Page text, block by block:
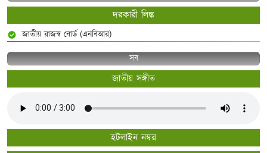
দরকারী লিঙ্ক
জাতীয় রাজস্ব বোর্ড (এনবিআর)
সব
জাতীয় সঙ্গীত
হটলাইন নম্বর